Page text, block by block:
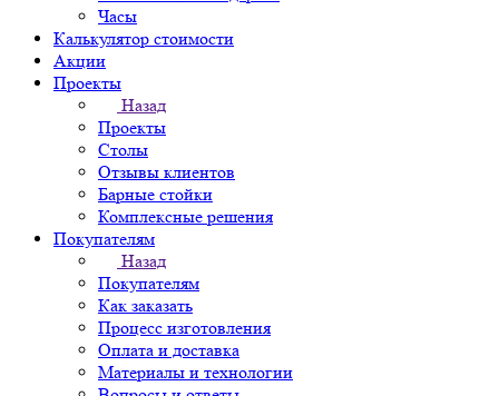
Часы
Калькулятор стоимости
Акции
Проекты
Назад
Проекты
Столы
Отзывы клиентов
Барные стойки
Комплексные решения
Покупателям
Назад
Покупателям
Как заказать
Процесс изготовления
Оплата и доставка
Материалы и технологии